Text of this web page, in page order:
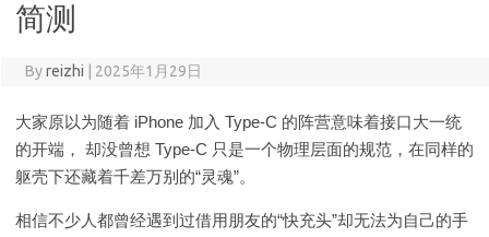
简测
Byreizhi 2025年1月29日
大家原以为随着 iPhone 加入 Type-C 的阵营意味着接口大一统
的开端， 却没曾想 Type-C 只是一个物理层面的规范，在同样的
躯壳下还藏着千差万别的“灵魂”。
相信不少人都曾经遇到过借用朋友的“快充头”却无法为自己的手